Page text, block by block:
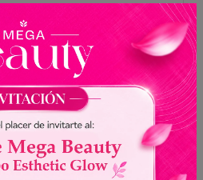
y delivery solo están
Paraguay, no tenemos
en Brasil.
por envios de
vendedores.
mi compra